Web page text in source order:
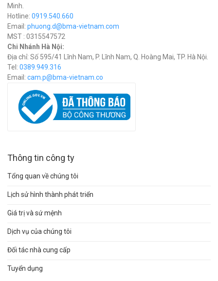
Minh.
Hotline: 0919.540.660
Email: phuong.d@bma-vietnam.com
MST : 0315547572
Chi Nhánh Hà Nội:
Địa chỉ: Số 595/41 Lĩnh Nam, P. Lĩnh Nam, Q. Hoàng Mai, TP. Hà Nội.
Tel: 0389.949.316
Email: cam.p@bma-vietnam.co
Thông tin công ty
Tổng quan về chúng tôi
Lịch sử hình thành phát triển
Giá trị và sứ mệnh
Dịch vụ của chúng tôi
Đối tác nhà cung cấp
Tuyển dụng